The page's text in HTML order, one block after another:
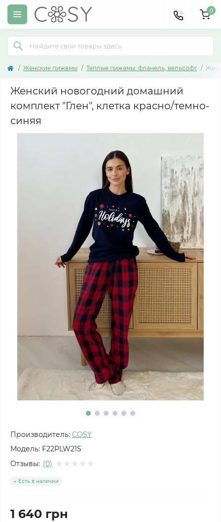
0
Женские пижамы Теплые пижамы: фланель, вельсофт
Женский новогодний домашний
комплект "Глен", клетка красно/темно-
синяя
Производитель: COSY
Модель: F22PLW21S
Отзывы: (0)
Есть в наличии
1 640 грн